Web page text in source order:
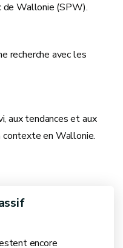
de Wallonie (SPW).
recherche avec les
aux tendances et aux
contexte en Wallonie.
encore